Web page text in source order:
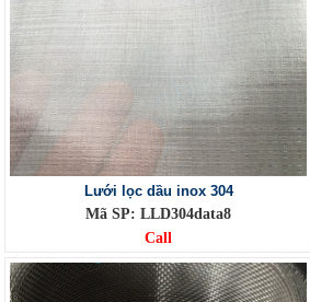
Lưới lọc dầu inox 304
Mã SP: LLD304data8
Call